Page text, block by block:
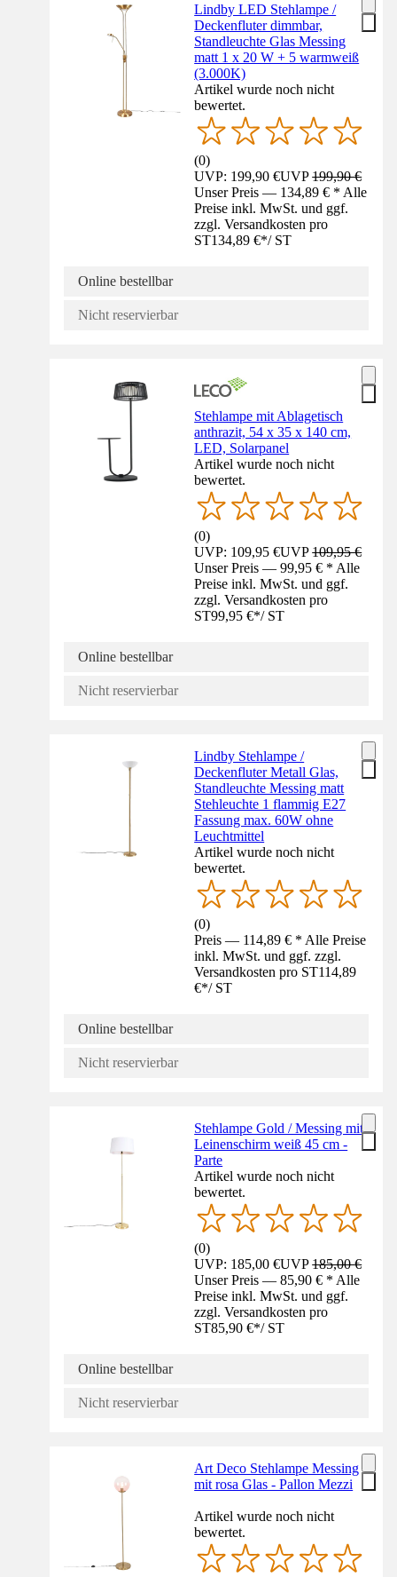
Lindby LED Stehlampe /
Deckenfluter dimmbar,
Standleuchte Glas Messing
matt 1 x 20 W + 5 warmweiß
(3.000K)
Artikel wurde noch nicht
bewertet.
(0)
UVP: 199,90 €UVP199,90 €
Unser Preis — 134,89 € * Alle
Preise inkl. MwSt. und ggf.
zzgl. Versandkosten pro
ST134,89 €*/ ST
Online bestellbar
Nicht reservierbar
Stehlampe mit Ablagetisch
anthrazit, 54 x 35 x 140 cm,
LED, Solarpanel
Artikel wurde noch nicht
bewertet.
(0)
UVP: 109,95 €UVP109,95 €
Unser Preis — 99,95 € * Alle
Preise inkl. MwSt. und ggf.
zzgl. Versandkosten pro
ST99,95 €*/ ST
Online bestellbar
Nicht reservierbar
Lindby Stehlampe /
Deckenfluter Metall Glas,
Standleuchte Messing matt
Stehleuchte 1 flammig E27
Fassung max. 60W ohne
Leuchtmittel
Artikel wurde noch nicht
bewertet.
(0)
Preis — 114,89 € * Alle Preise
inkl. MwSt. und ggf. zzgl.
Versandkosten pro ST114,89
€*/ ST
Online bestellbar
Nicht reservierbar
Stehlampe Gold / Messing mit
Leinenschirm weiß 45 cm -
Parte
Artikel wurde noch nicht
bewertet.
(0)
UVP: 185,00 €UVP185,00 €
Unser Preis — 85,90 € * Alle
Preise inkl. MwSt. und ggf.
zzgl. Versandkosten pro
ST85,90 €*/ ST
Online bestellbar
Nicht reservierbar
Art Deco Stehlampe Messing
mit rosa Glas - Pallon Mezzi
Artikel wurde noch nicht
bewertet.